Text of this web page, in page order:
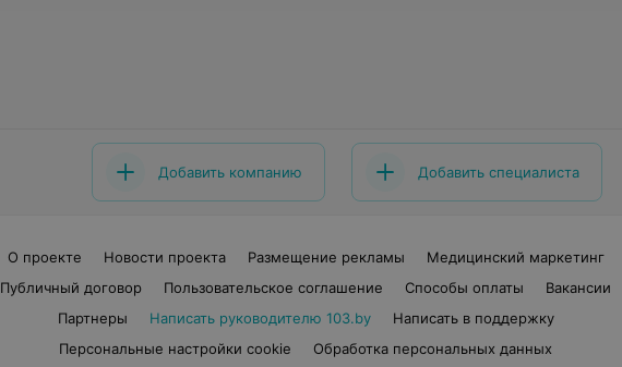
Добавить компанию Добавить специалиста
О проекте Новости проекта Размещение рекламы
Медицинский маркетинг
Публичный договор
Пользовательское соглашение Способы оплаты
Вакансии
Партнеры
Написать руководителю 103.by
Написать в поддержку
Персональные настройки cookie
Обработка персональных данных